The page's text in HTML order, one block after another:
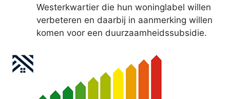
Westerkwartier die hun woninglabel willen
verbeteren en daarbij in aanmerking willen
komen voor een duurzaamheidssubsidie.